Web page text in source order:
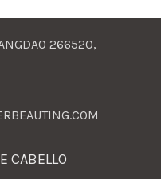
266520,
CABELLO